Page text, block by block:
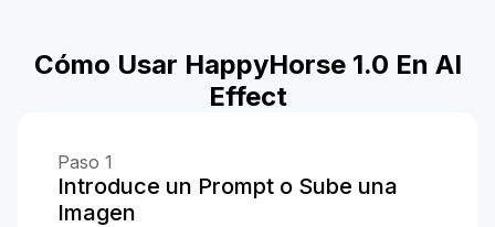
Cómo Usar HappyHorse 1.0 En AI
Effect
Paso 1
Introduce un Prompt o Sube una
Imagen